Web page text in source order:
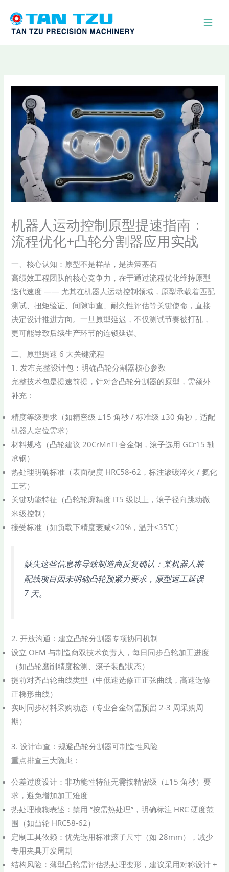
机器人运动控制原型提速指南：
流程优化+凸轮分割器应用实战
一、核心认知：原型不是样品，是决策基石
高绩效工程团队的核心竞争力，在于通过流程优化维持原型
迭代速度 —— 尤其在机器人运动控制领域，原型承载着匹配
测试、扭矩验证、间隙审查、耐久性评估等关键使命，直接
决定设计推进方向。一旦原型延迟，不仅测试节奏被打乱，
更可能导致后续生产环节的连锁延误。
二、原型提速 6 大关键流程
1. 发布完整设计包：明确凸轮分割器核心参数
完整技术包是提速前提，针对含凸轮分割器的原型，需额外
补充：
精度等级要求（如精密级 ±15 角秒 / 标准级 ±30 角秒，适配
机器人定位需求）
材料规格（凸轮建议 20CrMnTi 合金钢，滚子选用 GCr15 轴
承钢）
热处理明确标准（表面硬度 HRC58-62，标注渗碳淬火 / 氮化
工艺）
关键功能特征（凸轮轮廓精度 IT5 级以上，滚子径向跳动微
米级控制）
接受标准（如负载下精度衰减≤20%，温升≤35℃）
缺失这些信息将导致制造商反复确认：某机器人装
配线项目因未明确凸轮预紧力要求，原型返工延误
7 天。
2. 开放沟通：建立凸轮分割器专项协同机制
设立 OEM 与制造商双技术负责人，每日同步凸轮加工进度
（如凸轮磨削精度检测、滚子装配状态）
提前对齐凸轮曲线类型（中低速选修正正弦曲线，高速选修
正梯形曲线）
实时同步材料采购动态（专业合金钢需预留 2-3 周采购周
期）
3. 设计审查：规避凸轮分割器可制造性风险
重点排查三大隐患：
公差过度设计：非功能性特征无需按精密级（±15 角秒）要
求，避免增加加工难度
热处理模糊表述：禁用 “按需热处理”，明确标注 HRC 硬度范
围（如凸轮 HRC58-62）
定制工具依赖：优先选用标准滚子尺寸（如 28mm），减少
专用夹具开发周期
结构风险：薄型凸轮需评估热处理变形，建议采用对称设计 +